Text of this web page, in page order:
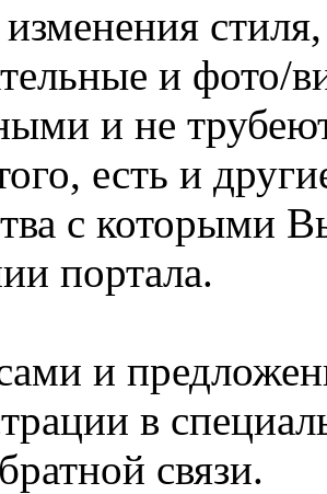
и фото/
и не
есть и
с которыми
портала.
и
в
связи.